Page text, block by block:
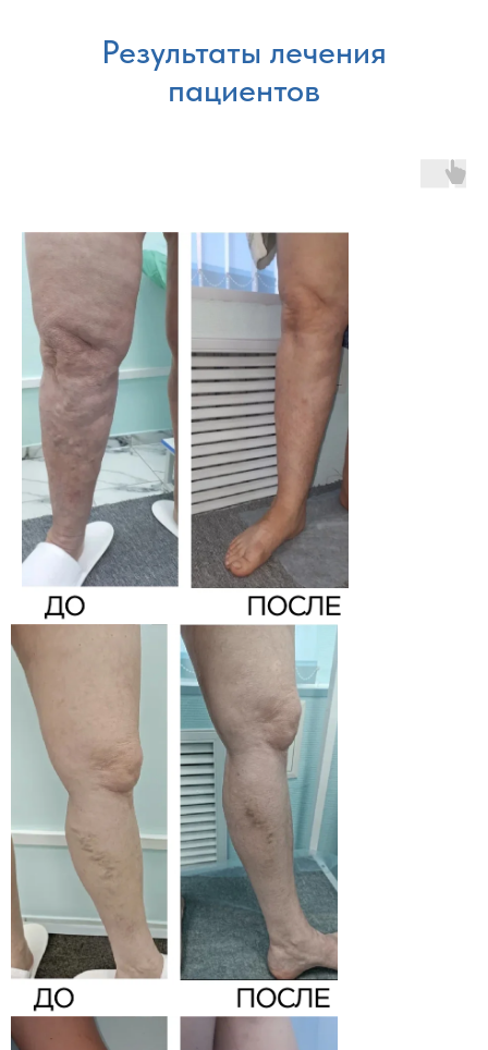
Результаты лечения
пациентов